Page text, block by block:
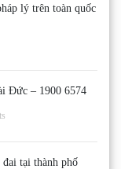
lý trên toàn quốc
Đức – 1900 6574
tại thành phố